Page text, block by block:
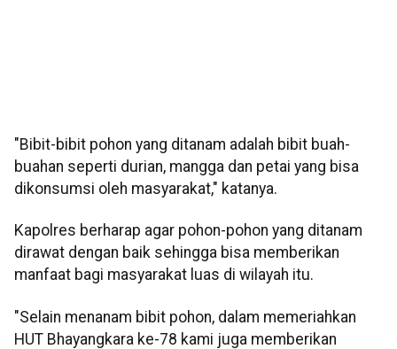
"Bibit-bibit pohon yang ditanam adalah bibit buah-
buahan seperti durian, mangga dan petai yang bisa
dikonsumsi oleh masyarakat," katanya.
Kapolres berharap agar pohon-pohon yang ditanam
dirawat dengan baik sehingga bisa memberikan
manfaat bagi masyarakat luas di wilayah itu.
"Selain menanam bibit pohon, dalam memeriahkan
HUT Bhayangkara ke-78 kami juga memberikan